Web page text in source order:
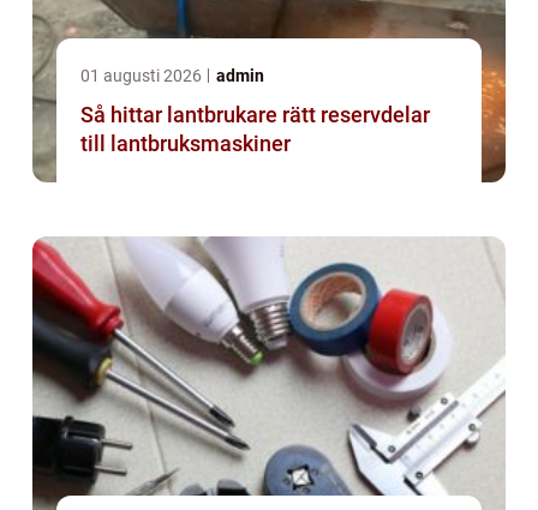
01 augusti 2026 admin
Så hittar lantbrukare rätt reservdelar
till lantbruksmaskiner